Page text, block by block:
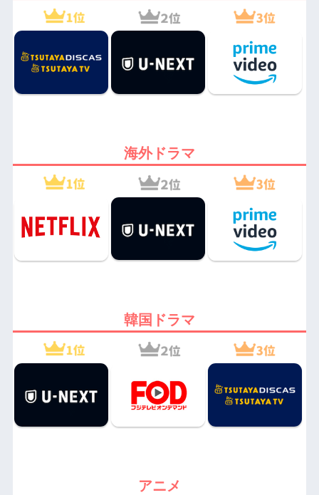
海外ドラマ
韓国ドラマ
アニメ